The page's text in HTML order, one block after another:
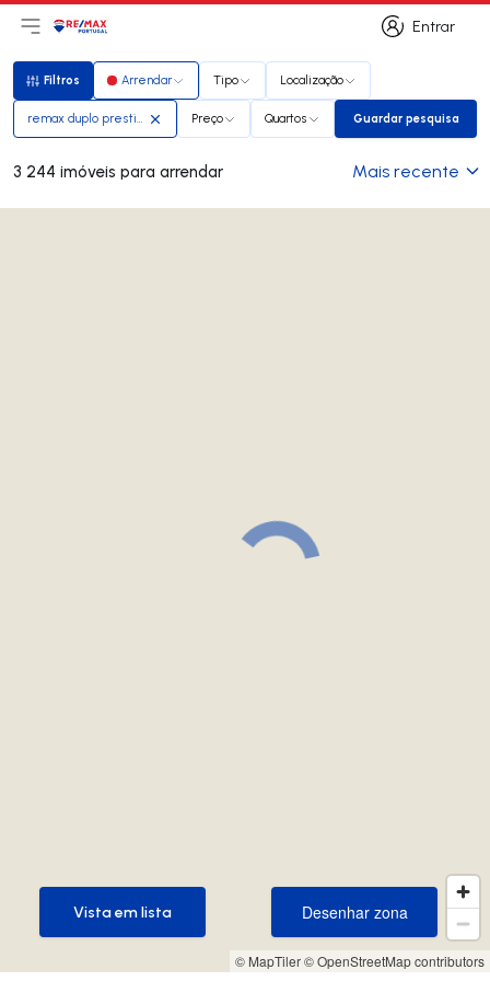
Entrar
Entrar
Abri menu principal
LogoIr para página inicial
Filtros
Filtros Arrendar Tipo Localização
remax duplo prestigio urbis Preço Quartos Guardar
Guardar pesquisa
3 244 imóveis para arrendar Mais recente
© MapTiler© OpenStreetMap contributors
Desenhar zona
Desenhar zona
Vista em lista
Vista em lista